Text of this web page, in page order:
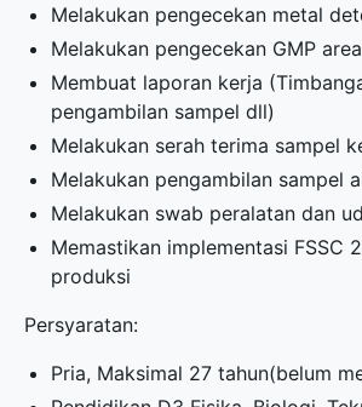
Melakukan pengecekan metal
Melakukan pengecekan GMP
Membuat laporan kerja
pengambilan sampel dll)
Melakukan serah terima sampel
Melakukan pengambilan sampel
Melakukan swab peralatan dan
Memastikan implementasi FSSC
produksi
Persyaratan:
Pria, Maksimal 27 tahun(belum